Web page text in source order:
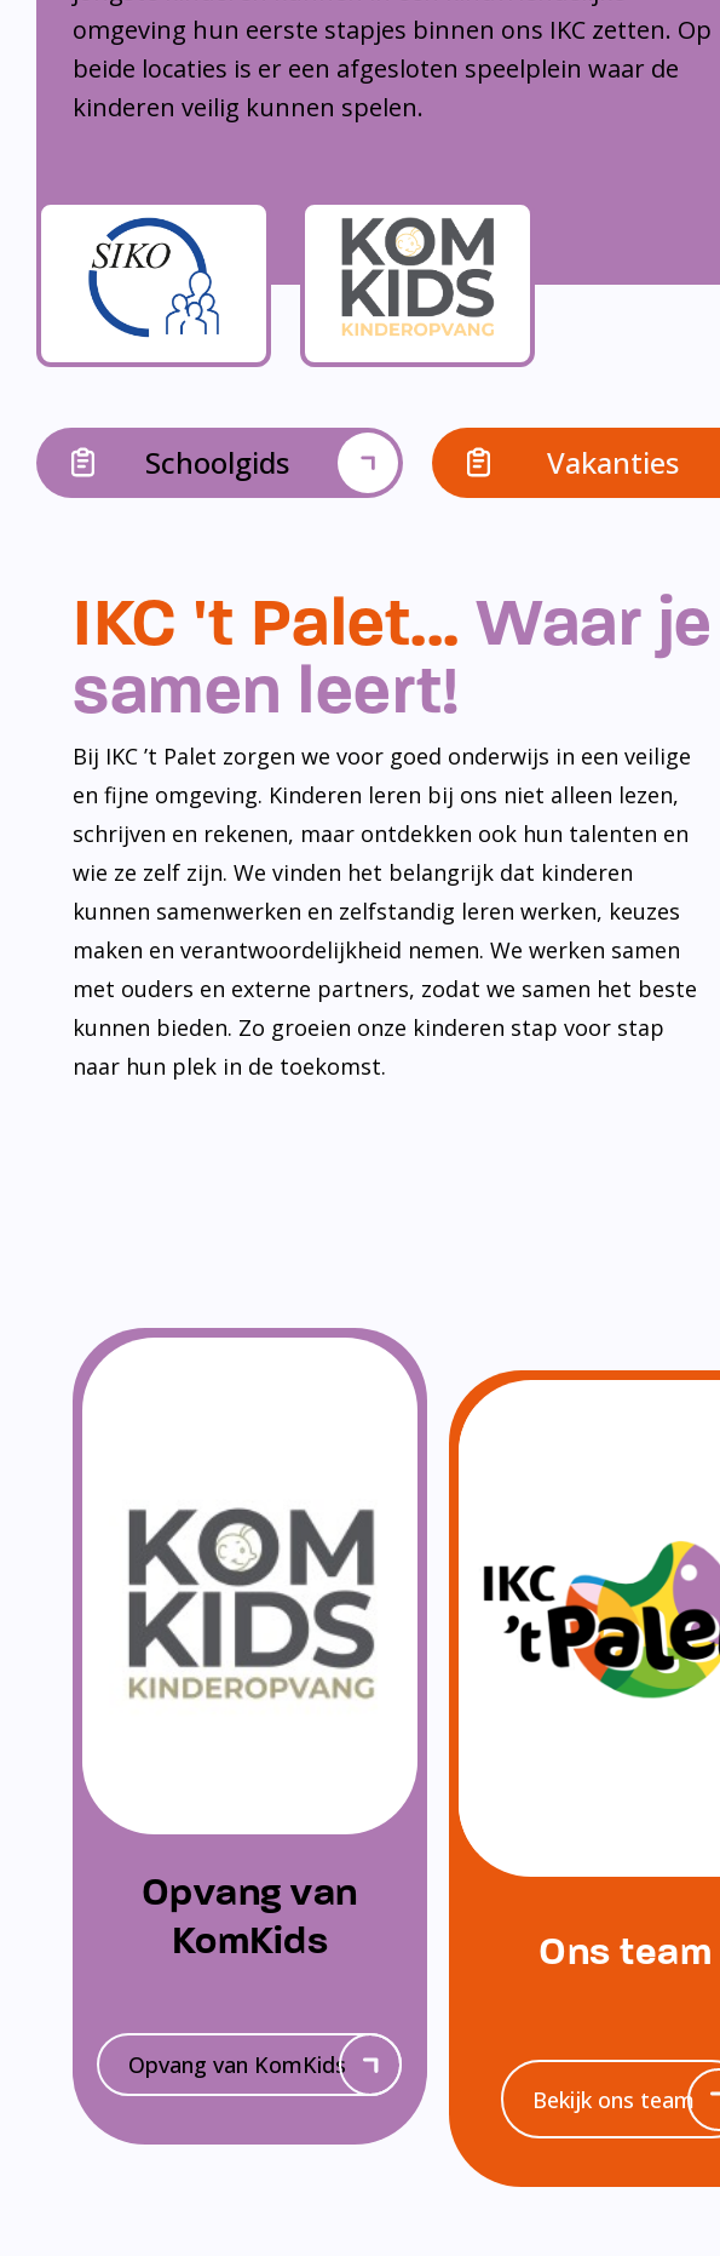
omgeving hun eerste stapjes binnen ons IKC zetten. Op
beide locaties is er een afgesloten speelplein waar de
kinderen veilig kunnen spelen.
Schoolgids Vakanties
IKC 't Palet... Waar je
samen leert!
Bij IKC ’t Palet zorgen we voor goed onderwijs in een veilige
en fijne omgeving. Kinderen leren bij ons niet alleen lezen,
schrijven en rekenen, maar ontdekken ook hun talenten en
wie ze zelf zijn. We vinden het belangrijk dat kinderen
kunnen samenwerken en zelfstandig leren werken, keuzes
maken en verantwoordelijkheid nemen. We werken samen
met ouders en externe partners, zodat we samen het beste
kunnen bieden. Zo groeien onze kinderen stap voor stap
naar hun plek in de toekomst.
Opvang van
KomKids
Opvang van KomKids
Ons team
Bekijk ons team